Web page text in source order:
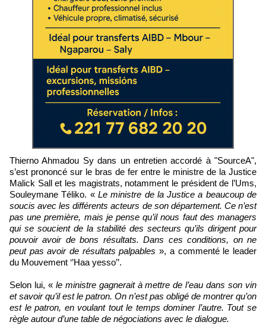
Thierno Ahmadou Sy dans un entretien accordé à "SourceA",
s’est prononcé sur le bras de fer entre le ministre de la Justice
Malick Sall et les magistrats, notamment le président de l’Ums,
Souleymane Téliko. « Le ministre de la Justice a beaucoup de
soucis avec les différents acteurs de son département. Ce n’est
pas une première, mais je pense qu’il nous faut des managers
qui se soucient de la stabilité des secteurs qu’ils dirigent pour
pouvoir avoir de bons résultats. Dans ces conditions, on ne
peut pas avoir de résultats palpables », a commenté le leader
du Mouvement ‘’Haa yesso’’.
Selon lui, « le ministre gagnerait à mettre de l’eau dans son vin
et savoir qu’il est le patron. On n’est pas obligé de montrer qu’on
est le patron, en voulant tout le temps dominer l’autre. Tout se
règle autour d’une table de négociations avec le dialogue.